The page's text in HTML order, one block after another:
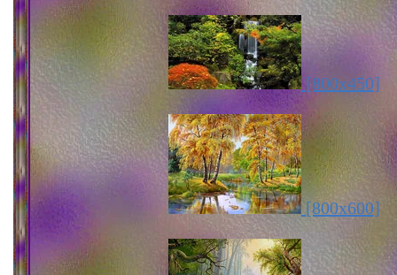
[800x450]
[800x600]